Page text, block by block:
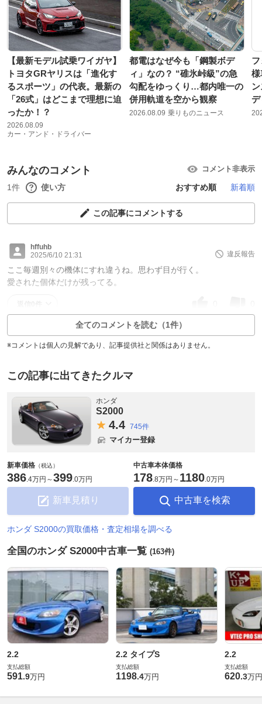
【最新モデル試乗ワイガヤ】
トヨタGRヤリスは「進化す
るスポーツ」の代表。最新の
「26式」はどこまで理想に迫
ったか！？
2026.08.09
カー・アンド・ドライバー
都電はなぜ今も「鋼製ボデ
ィ」なの？ “碓氷峠級”の急
勾配をゆっくり…都内唯一の
併用軌道を空から観察
2026.08.09 乗りものニュース
様
デ
みんなのコメント コメント非表示
1件 使い方 おすすめ順 新着順
この記事にコメントする
hffuhb
2025/6/10 21:31
違反報告
ここ毎週別々の機体にすれ違うね。思わず目が行く。
愛された個体だけが残ってる。
全てのコメントを読む（1件）
※コメントは個人の見解であり、記事提供社と関係はありません。
この記事に出てきたクルマ
ホンダ
S2000
4.4 745件
マイカー登録
新車価格 （税込）
386.4万円 ～399.0万円
新車見積り
中古車本体価格
178.8万円 ～ 1180.0万円
中古車を検索
ホンダ S2000の買取価格・査定相場を調べる
全国のホンダ S2000中古車一覧 (163件)
2.2
支払総額
591.9万円
2.2 タイプS
支払総額
1198.4万円
2.2
支払総額
620.3万円